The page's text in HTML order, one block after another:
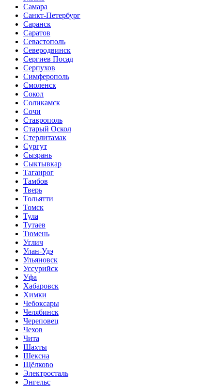
Самара
Санкт-Петербург
Саранск
Саратов
Севастополь
Северодвинск
Сергиев Посад
Серпухов
Симферополь
Смоленск
Сокол
Соликамск
Сочи
Ставрополь
Старый Оскол
Стерлитамак
Сургут
Сызрань
Сыктывкар
Таганрог
Тамбов
Тверь
Тольятти
Томск
Тула
Тутаев
Тюмень
Углич
Улан-Удэ
Ульяновск
Уссурийск
Уфа
Хабаровск
Химки
Чебоксары
Челябинск
Череповец
Чехов
Чита
Шахты
Шексна
Щёлково
Электросталь
Энгельс